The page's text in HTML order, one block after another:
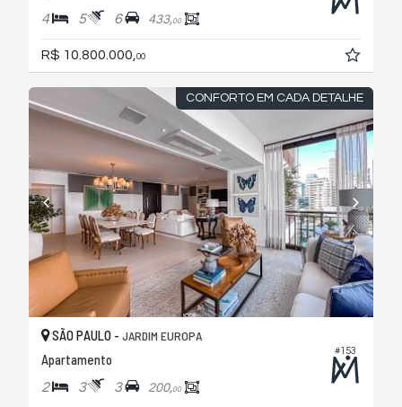
4 5 6 433,00
R$ 10.800.000,00
CONFORTO EM CADA DETALHE
#153
SÃO PAULO - JARDIM EUROPA
Apartamento
2 3 3 200,00